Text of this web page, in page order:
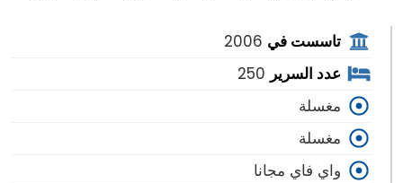
تاسست في 2006
عدد السرير 250
مغسلة
مغسلة
واي فاي مجانا